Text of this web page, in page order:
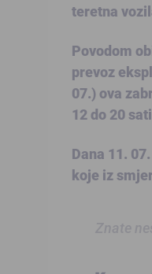
teretna
Povodom
prevoz
07.) ova
12 do 20
Dana 11.
koje iz